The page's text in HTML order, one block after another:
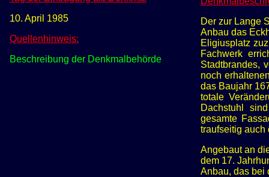
10. April 1985
Quellenhinweis:
Beschreibung der Denkmalbehörde
Der zur Lange
Anbau das
Eligiusplatz
Fachwerk
Stadtbrandes,
noch
das Baujahr
totale
Dachstuhl
gesamte
traufseitig auch
Angebaut an
dem 17.
Anbau, das bei